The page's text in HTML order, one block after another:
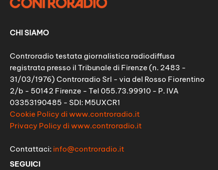
CHI SIAMO
Controradio testata giornalistica radiodiffusa
registrata presso il Tribunale di Firenze (n. 2483 -
31/03/1976) Controradio Srl - via del Rosso Fiorentino
2/b - 50142 Firenze - Tel 055.73.99910 - P. IVA
03353190485 - SDI: M5UXCR1
Cookie Policy di www.controradio.it
Privacy Policy di www.controradio.it
Contattaci: info@controradio.it
SEGUICI